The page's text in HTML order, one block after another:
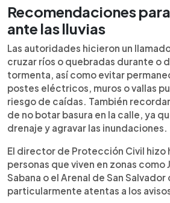
Recomendaciones
ante las lluvias
Las autoridades hicieron un
cruzar ríos o quebradas durante o
tormenta, así como evitar
postes eléctricos, muros o vallas
riesgo de caídas. También
de no botar basura en la calle, ya
drenaje y agravar las inundaciones.
El director de Protección Civil hizo
personas que viven en zonas como
Sabana o el Arenal de San
particularmente atentas a los